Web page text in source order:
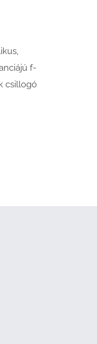
f-
csillogó